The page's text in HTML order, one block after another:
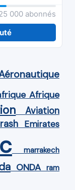
000 abonnés
Afrique
Aviation
Emirates
marrakech
ONDA ram